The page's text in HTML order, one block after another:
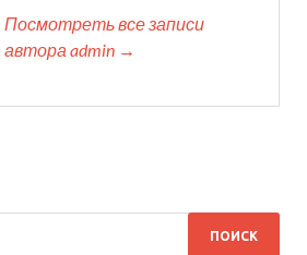
Посмотреть все записи
автора admin →